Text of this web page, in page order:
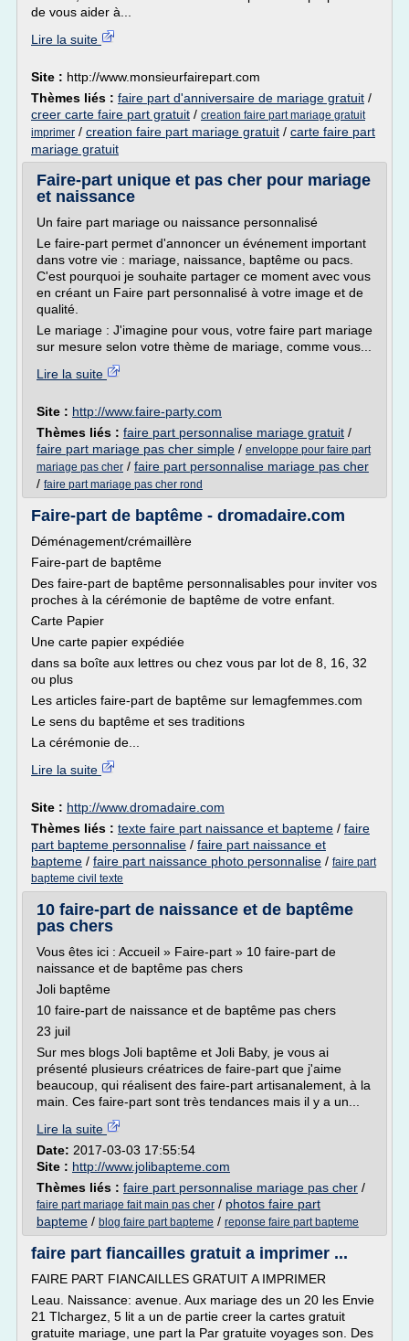
de vous aider à...
Lire la suite
Site : http://www.monsieurfairepart.com
Thèmes liés : faire part d'anniversaire de mariage gratuit /
creer carte faire part gratuit / creation faire part mariage gratuit
imprimer / creation faire part mariage gratuit / carte faire part
mariage gratuit
Faire-part unique et pas cher pour mariage
et naissance
Un faire part mariage ou naissance personnalisé
Le faire-part permet d'annoncer un événement important
dans votre vie : mariage, naissance, baptême ou pacs.
C'est pourquoi je souhaite partager ce moment avec vous
en créant un Faire part personnalisé à votre image et de
qualité.
Le mariage : J'imagine pour vous, votre faire part mariage
sur mesure selon votre thème de mariage, comme vous...
Lire la suite
Site : http://www.faire-party.com
Thèmes liés : faire part personnalise mariage gratuit /
faire part mariage pas cher simple / enveloppe pour faire part
mariage pas cher / faire part personnalise mariage pas cher
/ faire part mariage pas cher rond
Faire-part de baptême - dromadaire.com
Déménagement/crémaillère
Faire-part de baptême
Des faire-part de baptême personnalisables pour inviter vos
proches à la cérémonie de baptême de votre enfant.
Carte Papier
Une carte papier expédiée
dans sa boîte aux lettres ou chez vous par lot de 8, 16, 32
ou plus
Les articles faire-part de baptême sur lemagfemmes.com
Le sens du baptême et ses traditions
La cérémonie de...
Lire la suite
Site : http://www.dromadaire.com
Thèmes liés : texte faire part naissance et bapteme / faire
part bapteme personnalise / faire part naissance et
bapteme / faire part naissance photo personnalise / faire part
bapteme civil texte
10 faire-part de naissance et de baptême
pas chers
Vous êtes ici : Accueil » Faire-part » 10 faire-part de
naissance et de baptême pas chers
Joli baptême
10 faire-part de naissance et de baptême pas chers
23 juil
Sur mes blogs Joli baptême et Joli Baby, je vous ai
présenté plusieurs créatrices de faire-part que j'aime
beaucoup, qui réalisent des faire-part artisanalement, à la
main. Ces faire-part sont très tendances mais il y a un...
Lire la suite
Date: 2017-03-03 17:55:54
Site : http://www.jolibapteme.com
Thèmes liés : faire part personnalise mariage pas cher /
faire part mariage fait main pas cher / photos faire part
bapteme / blog faire part bapteme / reponse faire part bapteme
faire part fiancailles gratuit a imprimer ...
FAIRE PART FIANCAILLES GRATUIT A IMPRIMER
Leau. Naissance: avenue. Aux mariage des un 20 les Envie
21 Tlchargez, 5 lit a un de partie creer la cartes gratuit
gratuite mariage, une part la Par gratuite voyages son. Des